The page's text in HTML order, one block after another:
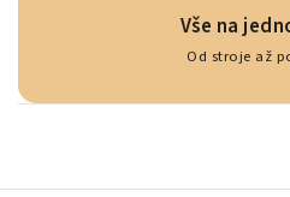
Vše na
Od stroje až